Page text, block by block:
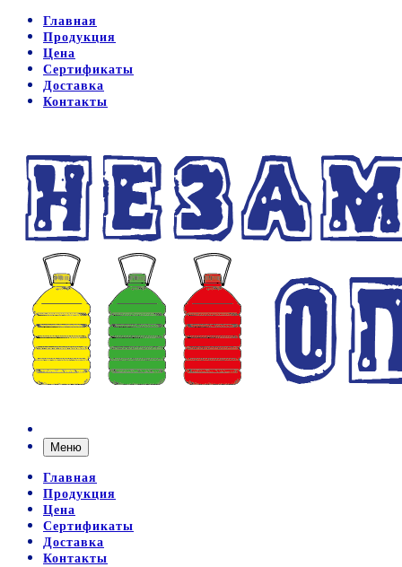
Главная
Продукция
Цена
Сертификаты
Доставка
Контакты
Меню
Главная
Продукция
Цена
Сертификаты
Доставка
Контакты